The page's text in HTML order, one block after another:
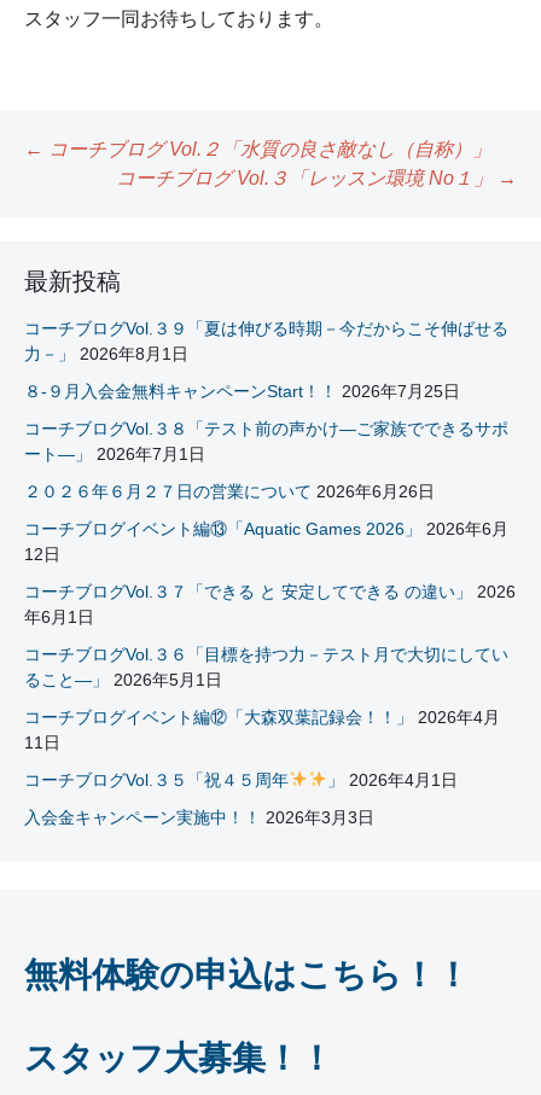
スタッフ一同お待ちしております。
ナ
ビ
ゲ
シ
ョ
ン
← コーチブログ Vol.２「水質の良さ敵なし（自称）」
コーチブログ Vol.３「レッスン環境 No１」
→
最新投稿
コーチブログVol.３９「夏は伸びる時期－今だからこそ伸ばせる
力－」
2026年8月1日
８-９月入会金無料キャンペーンStart！！
2026年7月25日
コーチブログVol.３８「テスト前の声かけ―ご家族でできるサポ
ート―」
2026年7月1日
２０２６年６月２７日の営業について 2026年6月26日
コーチブログイベント編⑬「Aquatic Games 2026」
2026年6月
12日
コーチブログVol.３７「できる と 安定してできる の違い」
2026
年6月1日
コーチブログVol.３６「目標を持つ力－テスト月で大切にしてい
ること―」
2026年5月1日
コーチブログイベント編⑫「大森双葉記録会！！」
2026年4月
11日
コーチブログVol.３５「祝４５周年
」
2026年4月1日
入会金キャンペーン実施中！！
2026年3月3日
無料体験の申込はこちら！！
スタッフ大募集！！